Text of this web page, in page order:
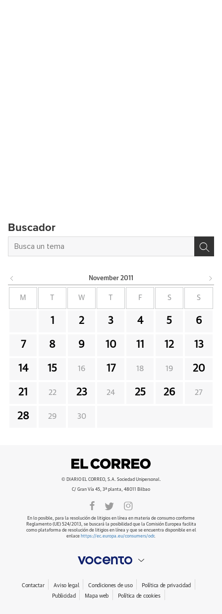
Buscador
November 2011
M W F S S
1 2 3 4 5 6
7 8 9 10 11 12 13
14 15 16 17 18 19 20
21 22 23 24 25 26 27
28 29 30
© DIARIO EL CORREO, S.A. Sociedad Unipersonal.
C/ Gran Vía 45, 3ª planta, 48011 Bilbao
En lo posible, para la resolución de litigios en línea en materia de consumo conforme
Reglamento (UE) 524/2013, se buscará la posibilidad que la Comisión Europea facilita
como plataforma de resolución de litigios en línea y que se encuentra disponible en el
enlace https://ec.europa.eu/consumers/odr.
Contactar Aviso legal Condiciones de uso
Política de privacidad
Publicidad
Mapa web Política de cookies